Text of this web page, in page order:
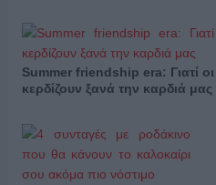
Summer friendship era: Γιατί
κερδίζουν ξανά την καρδιά μας